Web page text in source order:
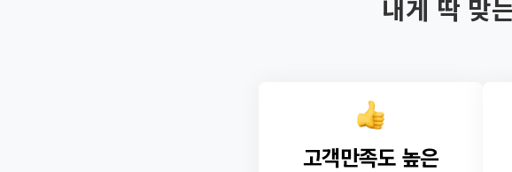
내게 딱 맞
고객만족도 높은